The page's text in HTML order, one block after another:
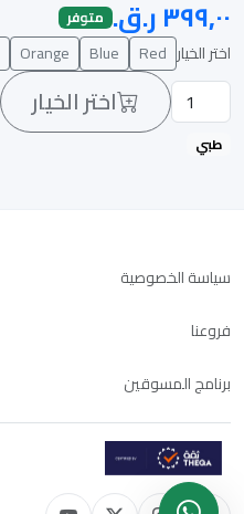
متوفر
اختر الخيار Red
Blue
Orange
اختر الخيار
طبي
سياسة الخصوصية
فروعنا
برنامج المسوقين